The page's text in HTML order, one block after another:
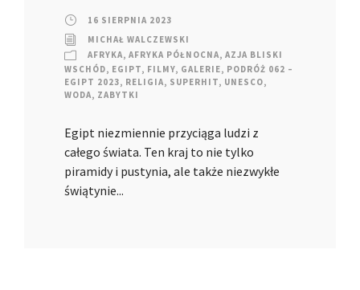
16 SIERPNIA 2023
MICHAŁ WALCZEWSKI
AFRYKA, AFRYKA PÓŁNOCNA, AZJA BLISKI
WSCHÓD, EGIPT, FILMY, GALERIE, PODRÓŻ 062 –
EGIPT 2023, RELIGIA, SUPERHIT, UNESCO,
WODA, ZABYTKI
Egipt niezmiennie przyciąga ludzi z
całego świata. Ten kraj to nie tylko
piramidy i pustynia, ale także niezwykłe
świątynie...